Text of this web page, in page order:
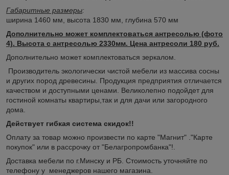
Габаритные размеры:
ширина 1460 мм, высота 1830 мм, глубина 570 мм
Дополнительно может комплектоваться антресолью (фото
4). Высота с антресолью 2330мм. Цена антресоли 180 руб.
Дополнительно может комплектоваться зеркалом.
Производитель экологически чистой мебели из массива сосны
и других пород древесины. Продукция предприятия отличается
качеством и доступными ценами. Великолепно подойдет для
гостиной комнаты квартиры,так и для дачи или загородного
дома.
Действует гибкая система скидок!!
Оплату за товар можно произвести по карте "Магнит" ."Карте
покупок" или в рассрочку от "Белагропромбанка"!.
Доставка мебели по г.Минску и РБ. Стоимость уточняйте по
телефону у менеджеров нашего магазина.